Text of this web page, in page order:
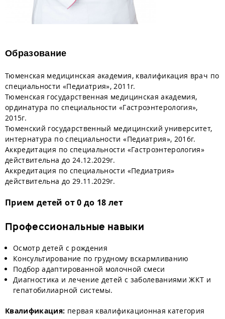
Образование
Тюменская медицинская академия, квалификация врач по
специальности «Педиатрия», 2011г.
Тюменская государственная медицинская академия,
ординатура по специальности «Гастроэнтерология»,
2015г.
Тюменский государственный медицинский университет,
интернатура по специальности «Педиатрия», 2016г.
Аккредитация по специальности «Гастроэнтерология»
действительна до 24.12.2029г.
Аккредитация по специальности «Педиатрия»
действительна до 29.11.2029г.
Прием детей от 0 до 18 лет
Профессиональные навыки
Осмотр детей с рождения
Консультирование по грудному вскармливанию
Подбор адаптированной молочной смеси
Диагностика и лечение детей с заболеваниями ЖКТ и
гепатобилиарной системы.
Квалификация: первая квалификационная категория